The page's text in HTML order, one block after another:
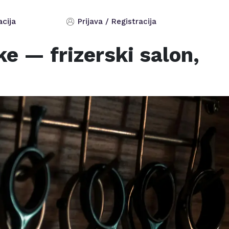
Prijava / Registracija
— frizerski salon,